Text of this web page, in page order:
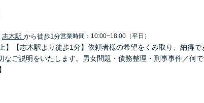
志木駅 から徒歩1分営業時間：10:00~18:00（平日）
】【志木駅より徒歩1分】依頼者様の希望をくみ取り、納得
なご説明をいたします。男女問題・債務整理・刑事事件／何